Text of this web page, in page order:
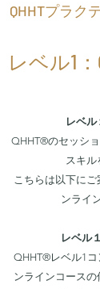
QHHTプラク
レベル1
レベル
QHHT®のセッシ
スキル
こちらは以下に
ンライ
レベル
QHHT®レベル1
ンラインコース